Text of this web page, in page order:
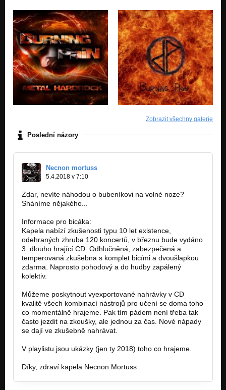
Zobrazit všechny galerie
Poslední názory
Necnon mortuss
5.4.2018 v 7:10
Zdar, nevíte náhodou o bubeníkovi na volné noze?
Sháníme nějakého...
Informace pro bicáka:
Kapela nabízí zkušenosti typu 10 let existence,
odehraných zhruba 120 koncertů, v březnu bude vydáno
3. dlouho hrající CD. Odhlučněná, zabezpečená a
temperovaná zkušebna s komplet bicími a dvoušlapkou
zdarma. Naprosto pohodový a do hudby zapálený
kolektiv.
Můžeme poskytnout vyexportované nahrávky v CD
kvalitě všech kombinací nástrojů pro učení se doma toho
co momentálně hrajeme. Pak tím pádem není třeba tak
často jezdit na zkoušky, ale jednou za čas. Nové nápady
se dají ve zkušebně nahrávat.
V playlistu jsou ukázky (jen ty 2018) toho co hrajeme.
Díky, zdraví kapela Necnon Mortuss